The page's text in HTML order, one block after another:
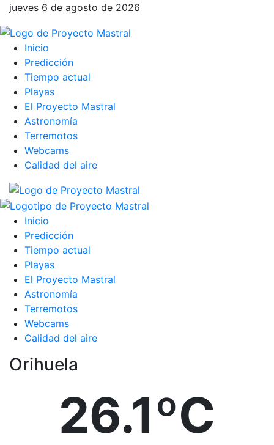
jueves 6 de agosto de 2026
Inicio
Predicción
Tiempo actual
Playas
El Proyecto Mastral
Astronomía
Terremotos
Webcams
Calidad del aire
Inicio
Predicción
Tiempo actual
Playas
El Proyecto Mastral
Astronomía
Terremotos
Webcams
Calidad del aire
Orihuela
26.1ºC